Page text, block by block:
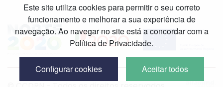
Hiperligação externaHiperligação externaHiperligação externa
Este site utiliza cookies para permitir o seu correto
funcionamento e melhorar a sua experiência de
navegação. Ao navegar no site está a concordar com a
Política de Privacidade.
Configurar cookies Aceitar todos